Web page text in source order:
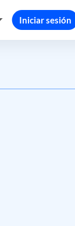
Iniciar sesión